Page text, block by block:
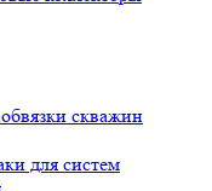
скважин
для систем